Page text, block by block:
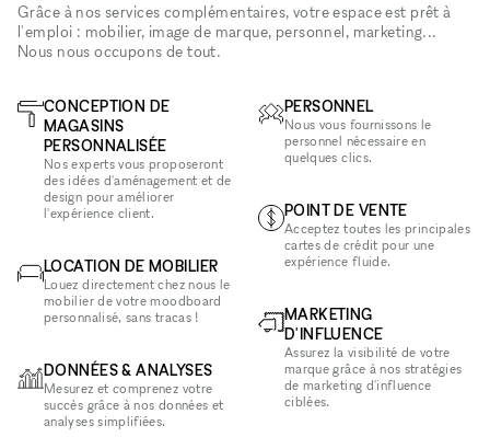
Grâce à nos services complémentaires, votre espace est prêt à
l'emploi : mobilier, image de marque, personnel, marketing...
Nous nous occupons de tout.
CONCEPTION DE
MAGASINS
PERSONNALISÉE
Nos experts vous proposeront
des idées d'aménagement et de
design pour améliorer
l'expérience client.
LOCATION DE MOBILIER
Louez directement chez nous le
mobilier de votre moodboard
personnalisé, sans tracas !
DONNÉES & ANALYSES
Mesurez et comprenez votre
succès grâce à nos données et
analyses simplifiées.
PERSONNEL
Nous vous fournissons le
personnel nécessaire en
quelques clics.
POINT DE VENTE
Acceptez toutes les principales
cartes de crédit pour une
expérience fluide.
MARKETING
D'INFLUENCE
Assurez la visibilité de votre
marque grâce à nos stratégies
de marketing d'influence
ciblées.